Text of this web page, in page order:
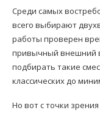
Среди самых
всего выбирают
работы проверен
привычный внешний
подбирать такие
классических до
Но вот с точки